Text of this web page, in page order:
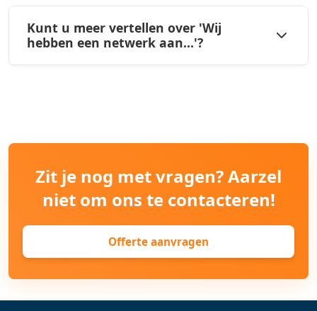
Kunt u meer vertellen over 'Wij
hebben een netwerk aan...'?
Zit je nog met vragen? Aarzel
niet om ons te contacteren!
Offerte aanvragen